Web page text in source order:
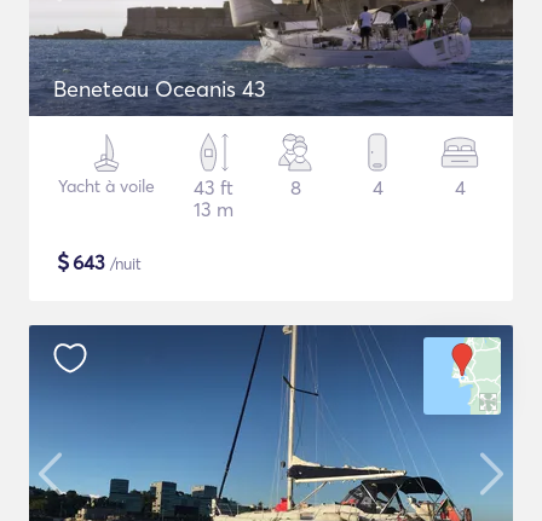
Beneteau Oceanis 43
Yacht à voile
43 ft
13 m
8 4 4
$643 /nuit